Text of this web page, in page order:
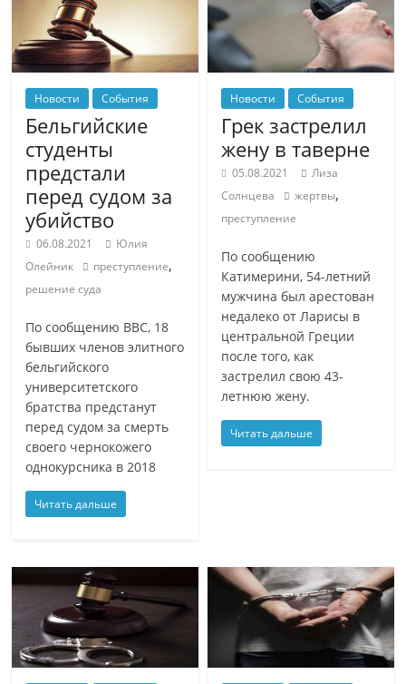
Новости События
Бельгийские
студенты
предстали
перед судом за
убийство
06.08.2021
Юлия
Олейник
преступление,
решение суда
По сообщению BBC, 18
бывших членов элитного
бельгийского
университетского
братства предстанут
перед судом за смерть
своего чернокожего
однокурсника в 2018
Читать дальше
Новости События
Грек застрелил
жену в таверне
05.08.2021
Лиза
Солнцева
жертвы,
преступление
По сообщению
Катимерини, 54-летний
мужчина был арестован
недалеко от Ларисы в
центральной Греции
после того, как
застрелил свою 43-
летнюю жену.
Читать дальше